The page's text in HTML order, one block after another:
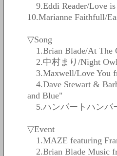
9.Eddi Reader/Love is
10.Marianne Faithfull/
▽Song
1.Brian Blade/At The
2.中村まり/Night
3.Maxwell/Love You
4.Dave Stewart &
and Blue"
5.ハンバートハンバ
▽Event
1.MAZE featuring
2.Brian Blade Music